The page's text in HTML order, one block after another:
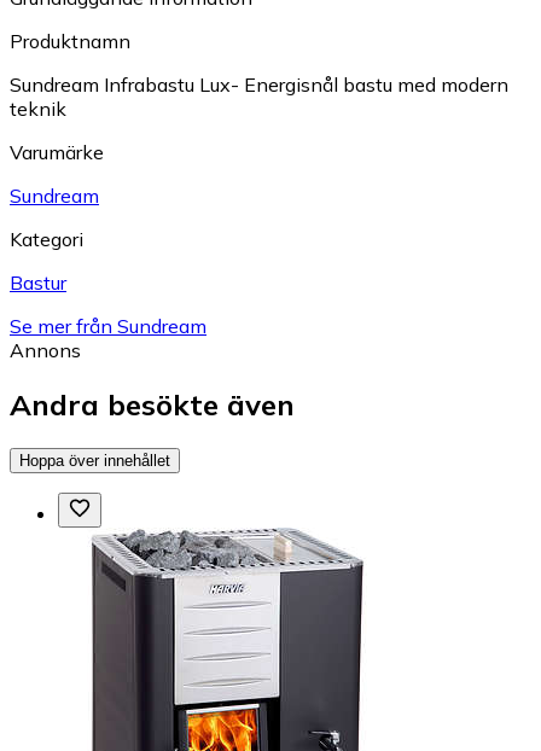
Produktnamn
Sundream Infrabastu Lux- Energisnål bastu med modern
teknik
Varumärke
Sundream
Kategori
Bastur
Se mer från Sundream
Annons
Andra besökte även
Hoppa över innehållet